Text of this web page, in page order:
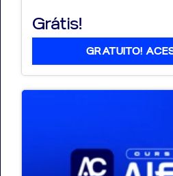
Grátis!
GRATUITO!